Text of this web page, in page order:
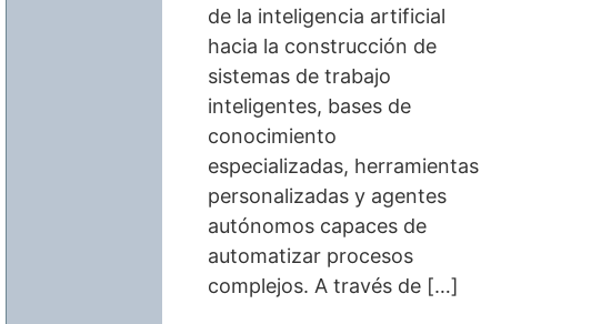
de la inteligencia artificial
hacia la construcción de
sistemas de trabajo
inteligentes, bases de
conocimiento
especializadas, herramientas
personalizadas y agentes
autónomos capaces de
automatizar procesos
complejos. A través de […]